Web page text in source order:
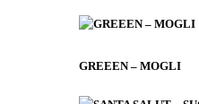
GREEEN – MOGLI